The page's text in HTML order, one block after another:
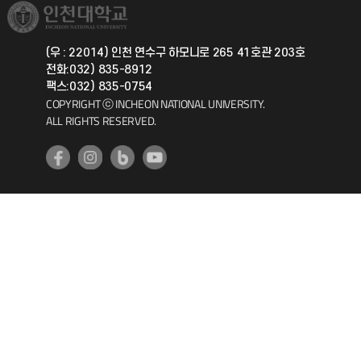
취업정보(학생)
총동문회
국제지원과
공자아카데미
기초교육원
공학교육혁신센터
(우 : 22014) 인천 연수구 하모니로 265 41호관 203호
전화:032) 835-8912
팩스:032) 835-0754
COPYRIGHT ⓒ INCHEON NATIONAL UNIVERSITY.
ALL RIGHTS RESERVED.